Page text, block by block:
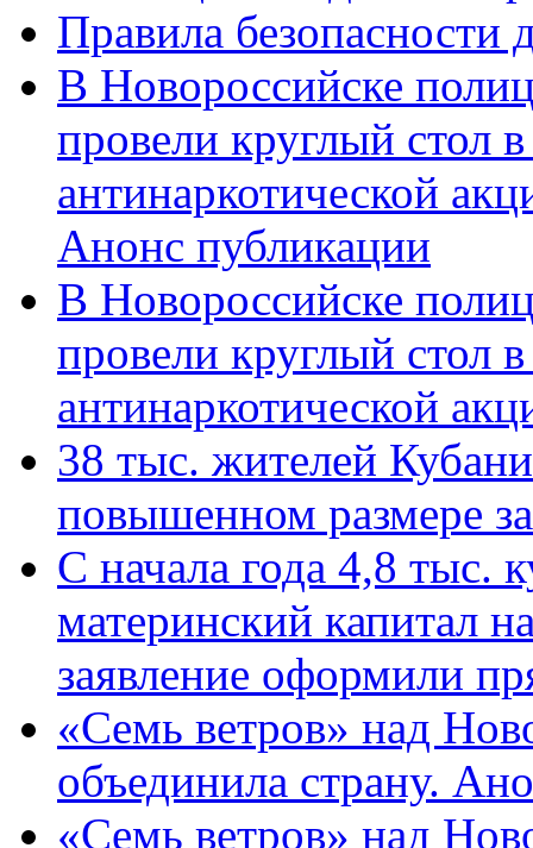
Правила безопасности
В Новороссийске
провели круглый стол
антинаркотической
Анонс публикации
В Новороссийске
провели круглый стол
антинаркотической
38 тыс. жителей
повышенном размере
С начала года 4,8 тыс.
материнский капитал
заявление оформили
«Семь ветров» над
объединила страну.
«Семь ветров» над